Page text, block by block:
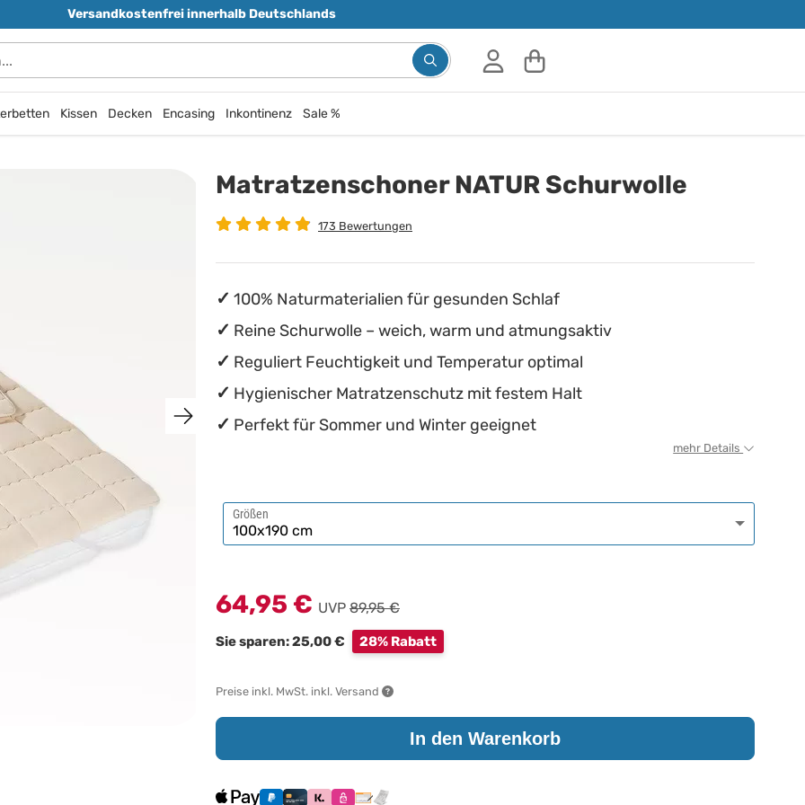
Versandkostenfrei innerhalb Deutschlands
Suchbegriff eingeben, Vorschläge erscheinen während
Kissen Decken Encasing Inkontinenz Sale %
Matratzenschoner NATUR Schurwolle
173 Bewertungen
100% Naturmaterialien für gesunden Schlaf
Reine Schurwolle – weich, warm und atmungsaktiv
Reguliert Feuchtigkeit und Temperatur optimal
Hygienischer Matratzenschutz mit festem Halt
Perfekt für Sommer und Winter geeignet
mehr Details
Größen
64,95 € UVP 89,95 €
Sie sparen: 25,00 € 28% Rabatt
Preise inkl. MwSt. inkl. Versand
In den Warenkorb